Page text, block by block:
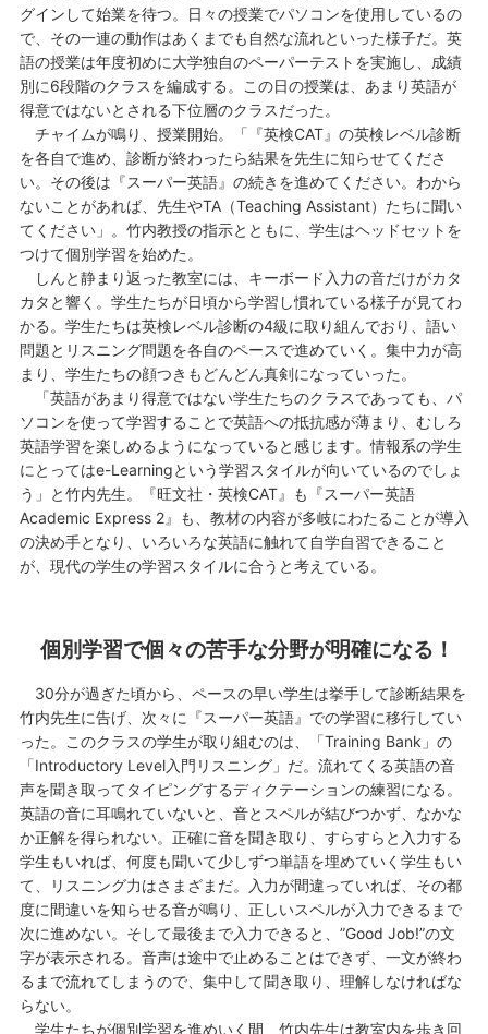
グインして始業を待つ。日々の授業でパソコンを使用しているの
で、その一連の動作はあくまでも自然な流れといった様子だ。英
語の授業は年度初めに大学独自のペーパーテストを実施し、成績
別に6段階のクラスを編成する。この日の授業は、あまり英語が
得意ではないとされる下位層のクラスだった。
チャイムが鳴り、授業開始。「『英検CAT』の英検レベル診断
を各自で進め、診断が終わったら結果を先生に知らせてくださ
い。その後は『スーパー英語』の続きを進めてください。わから
ないことがあれば、先生やTA（Teaching Assistant）たちに聞い
てください」。竹内教授の指示とともに、学生はヘッドセットを
つけて個別学習を始めた。
しんと静まり返った教室には、キーボード入力の音だけがカタ
カタと響く。学生たちが日頃から学習し慣れている様子が見てわ
かる。学生たちは英検レベル診断の4級に取り組んでおり、語い
問題とリスニング問題を各自のペースで進めていく。集中力が高
まり、学生たちの顔つきもどんどん真剣になっていった。
「英語があまり得意ではない学生たちのクラスであっても、パ
ソコンを使って学習することで英語への抵抗感が薄まり、むしろ
英語学習を楽しめるようになっていると感じます。情報系の学生
にとってはe-Learningという学習スタイルが向いているのでしょ
う」と竹内先生。『旺文社・英検CAT』も『スーパー英語
Academic Express 2』も、教材の内容が多岐にわたることが導入
の決め手となり、いろいろな英語に触れて自学自習できること
が、現代の学生の学習スタイルに合うと考えている。
個別学習で個々の苦手な分野が明確になる！
30分が過ぎた頃から、ペースの早い学生は挙手して診断結果を
竹内先生に告げ、次々に『スーパー英語』での学習に移行してい
った。このクラスの学生が取り組むのは、「Training Bank」の
「Introductory Level入門リスニング」だ。流れてくる英語の音
声を聞き取ってタイピングするディクテーションの練習になる。
英語の音に耳鳴れていないと、音とスペルが結びつかず、なかな
か正解を得られない。正確に音を聞き取り、すらすらと入力する
学生もいれば、何度も聞いて少しずつ単語を埋めていく学生もい
て、リスニング力はさまざまだ。入力が間違っていれば、その都
度に間違いを知らせる音が鳴り、正しいスペルが入力できるまで
次に進めない。そして最後まで入力できると、”Good Job!”の文
字が表示される。音声は途中で止めることはできず、一文が終わ
るまで流れてしまうので、集中して聞き取り、理解しなければな
らない。
学生たちが個別学習を進めいく間、竹内先生は教室内を歩き回